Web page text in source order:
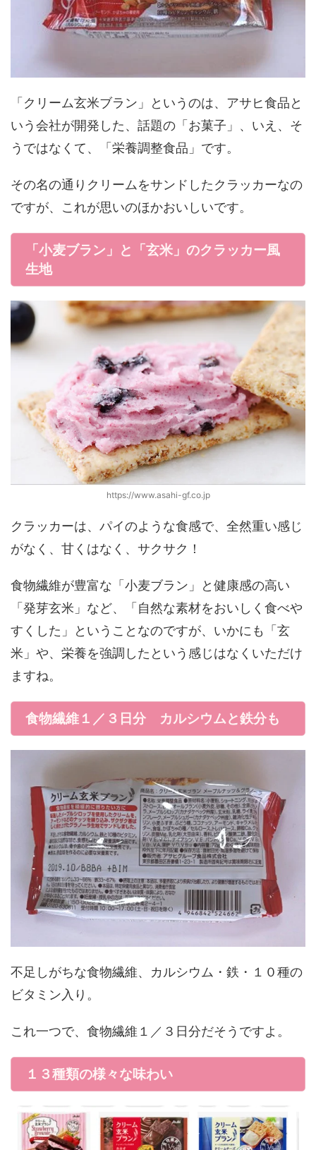
「クリーム玄米ブラン」というのは、アサヒ食品と
いう会社が開発した、話題の「お菓子」、いえ、そ
うではなくて、「栄養調整食品」です。
その名の通りクリームをサンドしたクラッカーなの
ですが、これが思いのほかおいしいです。
「小麦ブラン」と「玄米」のクラッカー風
生地
https://www.asahi-gf.co.jp
クラッカーは、パイのような食感で、全然重い感じ
がなく、甘くはなく、サクサク！
食物繊維が豊富な「小麦ブラン」と健康感の高い
「発芽玄米」など、「自然な素材をおいしく食べや
すくした」ということなのですが、いかにも「玄
米」や、栄養を強調したという感じはなくいただけ
ますね。
食物繊維１／３日分 カルシウムと鉄分も
不足しがちな食物繊維、カルシウム・鉄・１０種の
ビタミン入り。
これ一つで、食物繊維１／３日分だそうですよ。
１３種類の様々な味わい